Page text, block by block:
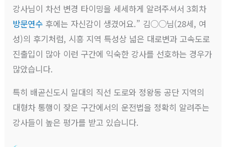
강사님이 차선 변경 타이밍을 세세하게 알려주셔서 3회차
방문연수 후에는 자신감이 생겼어요.” 김○○님(28세, 여
성)의 후기처럼, 시흥 지역 특성상 넓은 대로변과 고속도로
진출입이 많아 이런 구간에 익숙한 강사를 선호하는 경우가
많았습니다.
특히 배곧신도시 일대의 직선 도로와 정왕동 공단 지역의
대형차 통행이 잦은 구간에서의 운전법을 정확히 알려주는
강사들이 높은 평가를 받고 있습니다.